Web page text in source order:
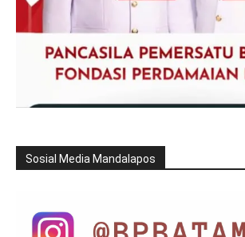
Sosial Media Mandalapos